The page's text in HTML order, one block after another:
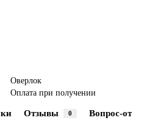
Оверлок
Оплата при получении
Отзывы 0 Вопрос-